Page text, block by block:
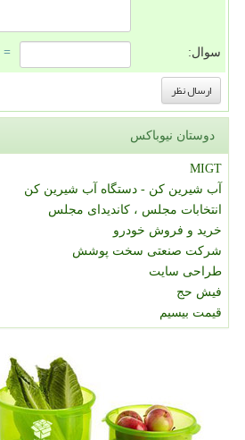
سوال: = ۶ بعلاوه ۲
دوستان نیوباکس
MIGT
آب شیرین کن - دستگاه آب شیرین کن
انتخابات مجلس ، کاندیدای مجلس
خرید و فروش خودرو
شرکت صنعتی سخت پوشش
طراحی سایت
فیش حج
قیمت بیسیم